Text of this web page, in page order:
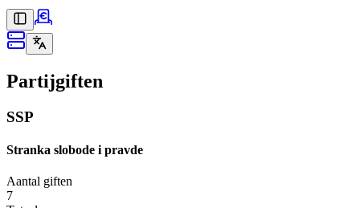
Partijgiften
SSP
Stranka slobode i pravde
Aantal giften
7